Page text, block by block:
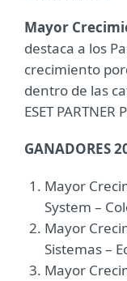
Mayor
destaca a los
crecimiento
dentro de las
ESET PARTNER
GANADORES
Mayor
System –
Mayor
Sistemas –
Mayor